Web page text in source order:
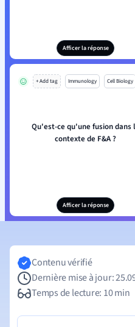
Afficer la réponse
+ Add tag Immunology Cell Biology
Qu'est-ce qu'une fusion dans
contexte de F&A ?
Afficer la réponse
Contenu vérifié
Dernière mise à jour:
Temps de lecture: 10 min